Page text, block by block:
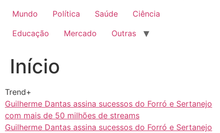
Mundo
Política Saúde
Ciência
Educação
Mercado Outras
Início
Trend+
Guilherme Dantas assina sucessos do Forró e Sertanejo
com mais de 50 milhões de streams
Guilherme Dantas assina sucessos do Forró e Sertanejo